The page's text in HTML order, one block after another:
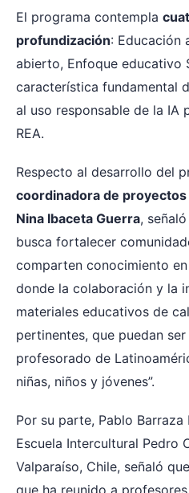
El programa contempla
profundización: Educación
abierto, Enfoque educativo
característica fundamental
al uso responsable de la IA
REA.
Respecto al desarrollo del
coordinadora de proyectos
Nina Ibaceta Guerra,
busca fortalecer
comparten conocimiento
donde la colaboración y la
materiales educativos de
pertinentes, que puedan
profesorado de
niñas, niños y jóvenes”.
Por su parte, Pablo
Escuela Intercultural Pedro
Valparaíso, Chile, señaló